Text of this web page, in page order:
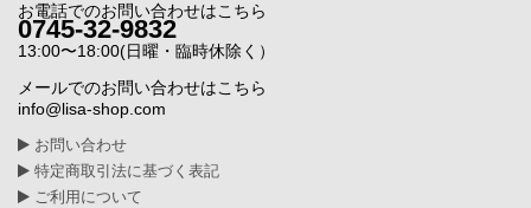
お電話でのお問い合わせはこちら
0745-32-9832
13:00〜18:00(日曜・臨時休除く）
メールでのお問い合わせはこちら
info@lisa-shop.com
お問い合わせ
特定商取引法に基づく表記
ご利用について